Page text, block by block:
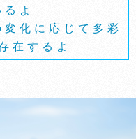
よ
化に応じて多彩
在するよ